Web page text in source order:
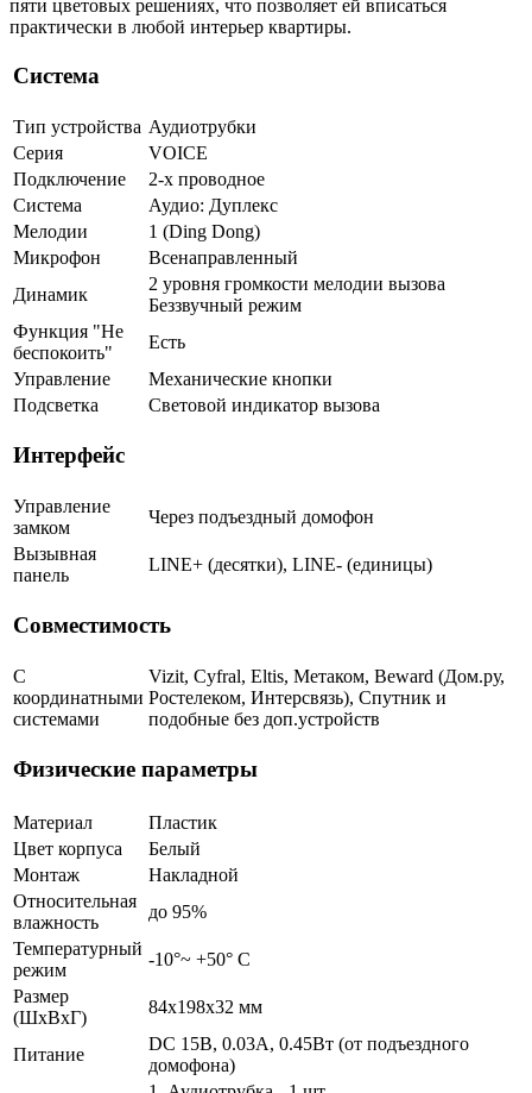
пяти цветовых решениях, что позволяет ей вписаться
практически в любой интерьер квартиры.
Система
Тип устройства Аудиотрубки
Серия
VOICE
Подключение
2-х проводное
Система
Аудио: Дуплекс
Мелодии
1 (Ding Dong)
Микрофон
Всенаправленный
Динамик
2 уровня громкости мелодии вызова
Беззвучный режим
Функция "Не
беспокоить"
Есть
Управление
Механические кнопки
Подсветка
Световой индикатор вызова
Интерфейс
Управление
замком
Через подъездный домофон
Вызывная
панель
LINE+ (десятки), LINE- (единицы)
Совместимость
С
координатными
системами
Vizit, Cyfral, Eltis, Метаком, Beward (Дом.ру,
Ростелеком, Интерсвязь), Спутник и
подобные без доп.устройств
Физические параметры
Материал
Пластик
Цвет корпуса
Белый
Монтаж
Накладной
Относительная
влажность
до 95%
Температурный
режим
-10°~ +50° С
Размер
(ШxВxГ)
84х198х32 мм
Питание
DC 15В, 0.03А, 0.45Вт (от подъездного
домофона)